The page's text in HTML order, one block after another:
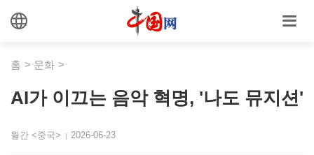
홈 > 문화 >
AI가 이끄는 음악 혁명, '나도 뮤지션'
월간 <중국> | 2026-06-23